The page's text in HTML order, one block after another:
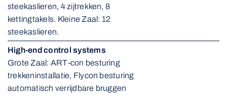
steekaslieren, 4 zijtrekken, 8
kettingtakels. Kleine Zaal: 12
steekaslieren.
High-end control systems
Grote Zaal: ART-con besturing
trekkeninstallatie, Flycon besturing
automatisch verrijdbare bruggen